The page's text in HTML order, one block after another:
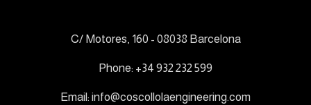
C/ Motores, 160 - 08038 Barcelona
Phone: +34 932 232 599
Email: info@coscollolaengineering.com